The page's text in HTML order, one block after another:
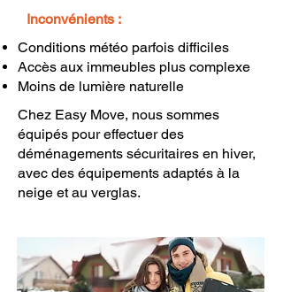
Inconvénients :
Conditions météo parfois difficiles
Accès aux immeubles plus complexe
Moins de lumière naturelle
Chez Easy Move, nous sommes
équipés pour effectuer des
déménagements sécuritaires en hiver,
avec des équipements adaptés à la
neige et au verglas.